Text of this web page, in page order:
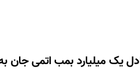
یک میلیارد بمب اتمی جان